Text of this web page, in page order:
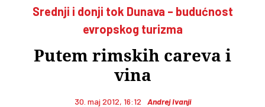
Srednji i donji tok Dunava – budućnost
evropskog turizma
Putem rimskih careva i
vina
30. maj 2012, 16:12 Andrej Ivanji